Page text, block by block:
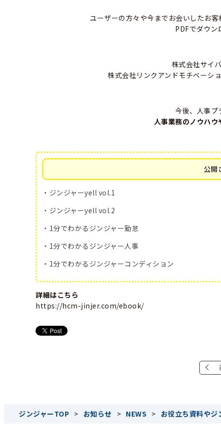
ユーザーの方々や今までお会いしたお
PDFでダウン
株式会社サイ
株式会社リンクアンドモチベーシ
今後、人事プ
人事業務のノウハ
公開
・ジンジャーyell vol.1
・ジンジャーyell vol.2
・1分でわかるジンジャー勤怠
・1分でわかるジンジャー人事
・1分でわかるジンジャーコンディション
詳細はこちら
https://hcm-jinjer.com/ebook/
ジンジャーTOP > お知らせ > NEWS > お役立ち資料や